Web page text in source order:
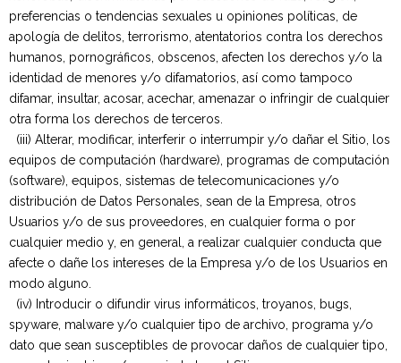
Usados
preferencias o tendencias sexuales u opiniones políticas, de
apología de delitos, terrorismo, atentatorios contra los derechos
humanos, pornográficos, obscenos, afecten los derechos y/o la
identidad de menores y/o difamatorios, así como tampoco
difamar, insultar, acosar, acechar, amenazar o infringir de cualquier
otra forma los derechos de terceros.
(iii) Alterar, modificar, interferir o interrumpir y/o dañar el Sitio, los
equipos de computación (hardware), programas de computación
(software), equipos, sistemas de telecomunicaciones y/o
distribución de Datos Personales, sean de la Empresa, otros
Usuarios y/o de sus proveedores, en cualquier forma o por
cualquier medio y, en general, a realizar cualquier conducta que
afecte o dañe los intereses de la Empresa y/o de los Usuarios en
modo alguno.
(iv) Introducir o difundir virus informáticos, troyanos, bugs,
spyware, malware y/o cualquier tipo de archivo, programa y/o
dato que sean susceptibles de provocar daños de cualquier tipo,